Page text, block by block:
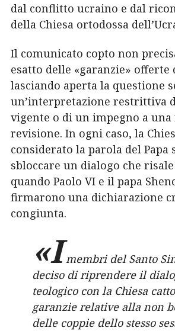
dal conflitto ucraino e dal
della Chiesa ortodossa
Il comunicato copto non
esatto delle «garanzie» offerte
lasciando aperta la questione
un’interpretazione restrittiva
vigente o di un impegno a
revisione. In ogni caso, la
considerato la parola del Papa
sbloccare un dialogo che risale
quando Paolo VI e il papa
firmarono una dichiarazione
congiunta.
«I membri del Santo
deciso di riprendere il
teologico con la Chiesa
garanzie relative alla non
delle coppie dello stesso